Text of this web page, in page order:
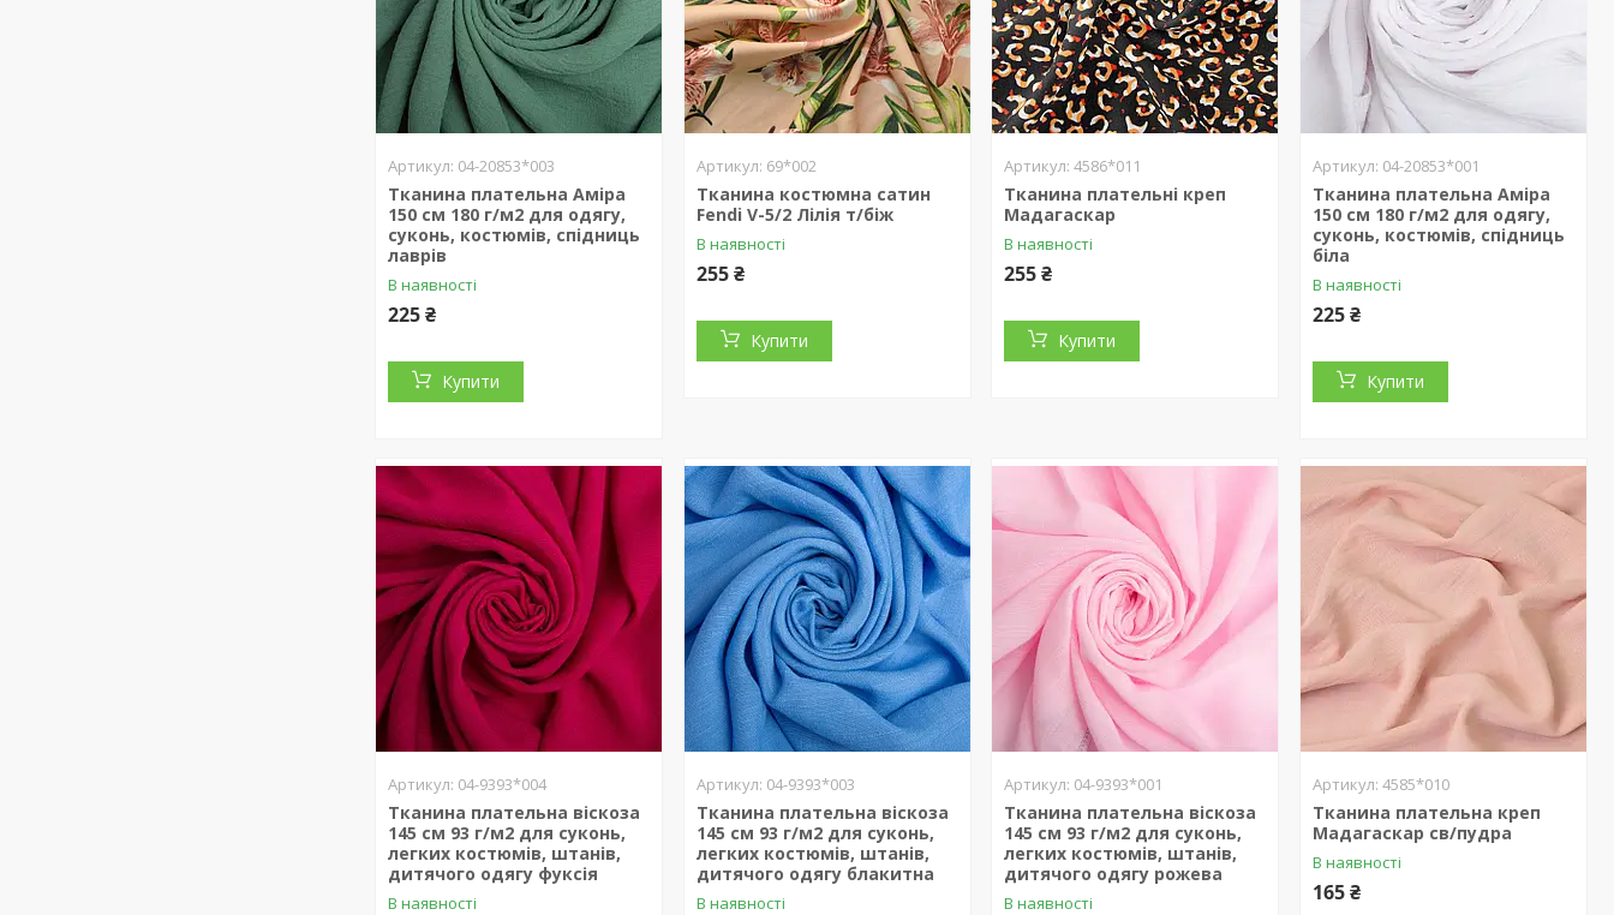
04-20853*003
Тканина плательна Аміра
150 см 180 г/м2 для одягу,
суконь, костюмів, спідниць
лаврів
В наявності
225 ₴
Купити
69*002
Тканина костюмна сатин
Fendi V-5/2 Лілія т/біж
В наявності
255 ₴
Купити
4586*011
Тканина плательні креп
Мадагаскар
В наявності
255 ₴
Купити
04-20853*001
Тканина плательна Аміра
150 см 180 г/м2 для одягу,
суконь, костюмів, спідниць
біла
В наявності
225 ₴
Купити
04-9393*004
Тканина плательна віскоза
145 см 93 г/м2 для суконь,
легких костюмів, штанів,
дитячого одягу фуксія
В наявності
04-9393*003
Тканина плательна віскоза
145 см 93 г/м2 для суконь,
легких костюмів, штанів,
дитячого одягу блакитна
В наявності
04-9393*001
Тканина плательна віскоза
145 см 93 г/м2 для суконь,
легких костюмів, штанів,
дитячого одягу рожева
В наявності
4585*010
Тканина плательна креп
Мадагаскар св/пудра
В наявності
165 ₴